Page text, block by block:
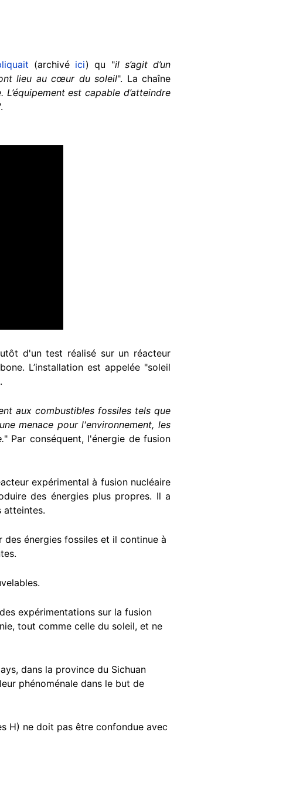
(archivé ici) qu "il s’agit d’un
lieu au cœur du soleil". La chaîne
est capable d’atteindre
d'un test réalisé sur un réacteur
L’installation est appelée "soleil
aux combustibles fossiles tels que
menace pour l'environnement, les
" Par conséquent, l'énergie de fusion
expérimental à fusion nucléaire
des énergies plus propres. Il a
atteintes.
énergies fossiles et il continue à
expérimentations sur la fusion
tout comme celle du soleil, et ne
dans la province du Sichuan
phénoménale dans le but de
H) ne doit pas être confondue avec